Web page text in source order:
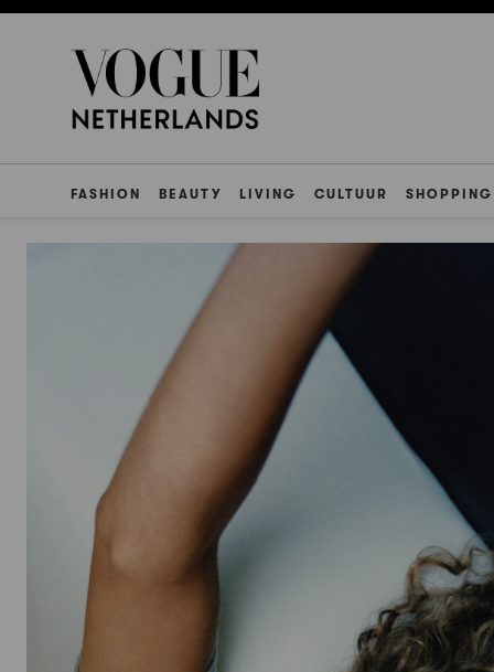
FASHION BEAUTY LIVING CULTUUR SHOPPING